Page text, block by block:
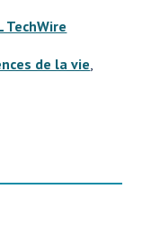
TechWire
de la vie